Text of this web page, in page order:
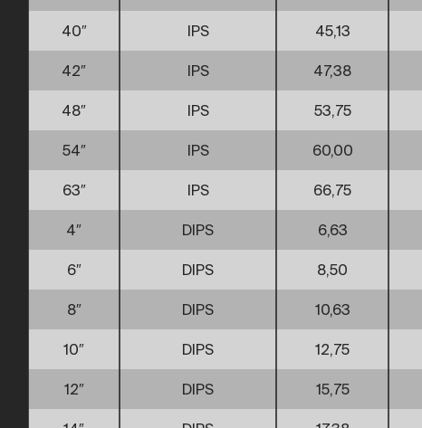
40″ IPS 45,13
42″ IPS 47,38
48″ IPS 53,75
54″ IPS 60,00
63″ IPS 66,75
4″ DIPS 6,63
6″ DIPS 8,50
8″ DIPS 10,63
10″ DIPS 12,75
12″ DIPS 15,75